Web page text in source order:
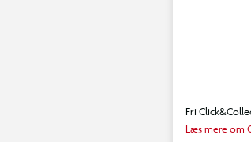
Fri
Læs mere om